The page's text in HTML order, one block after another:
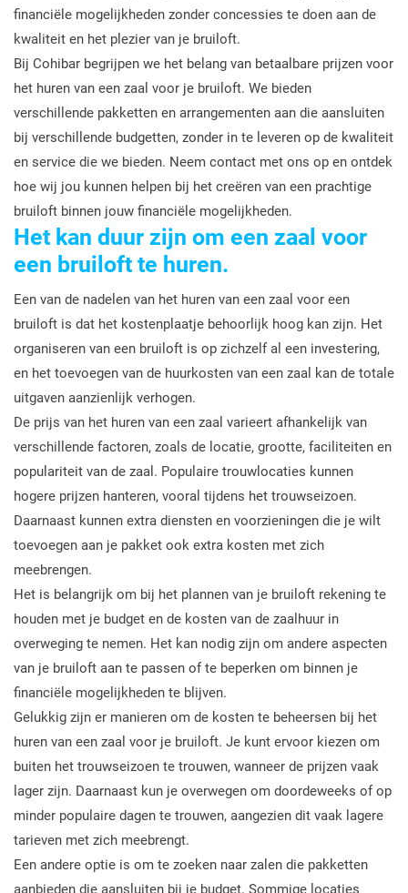
financiële mogelijkheden zonder concessies te doen aan de
kwaliteit en het plezier van je bruiloft.
Bij Cohibar begrijpen we het belang van betaalbare prijzen voor
het huren van een zaal voor je bruiloft. We bieden
verschillende pakketten en arrangementen aan die aansluiten
bij verschillende budgetten, zonder in te leveren op de kwaliteit
en service die we bieden. Neem contact met ons op en ontdek
hoe wij jou kunnen helpen bij het creëren van een prachtige
bruiloft binnen jouw financiële mogelijkheden.
Het kan duur zijn om een zaal voor
een bruiloft te huren.
Een van de nadelen van het huren van een zaal voor een
bruiloft is dat het kostenplaatje behoorlijk hoog kan zijn. Het
organiseren van een bruiloft is op zichzelf al een investering,
en het toevoegen van de huurkosten van een zaal kan de totale
uitgaven aanzienlijk verhogen.
De prijs van het huren van een zaal varieert afhankelijk van
verschillende factoren, zoals de locatie, grootte, faciliteiten en
populariteit van de zaal. Populaire trouwlocaties kunnen
hogere prijzen hanteren, vooral tijdens het trouwseizoen.
Daarnaast kunnen extra diensten en voorzieningen die je wilt
toevoegen aan je pakket ook extra kosten met zich
meebrengen.
Het is belangrijk om bij het plannen van je bruiloft rekening te
houden met je budget en de kosten van de zaalhuur in
overweging te nemen. Het kan nodig zijn om andere aspecten
van je bruiloft aan te passen of te beperken om binnen je
financiële mogelijkheden te blijven.
Gelukkig zijn er manieren om de kosten te beheersen bij het
huren van een zaal voor je bruiloft. Je kunt ervoor kiezen om
buiten het trouwseizoen te trouwen, wanneer de prijzen vaak
lager zijn. Daarnaast kun je overwegen om doordeweeks of op
minder populaire dagen te trouwen, aangezien dit vaak lagere
tarieven met zich meebrengt.
Een andere optie is om te zoeken naar zalen die pakketten
aanbieden die aansluiten bij je budget. Sommige locaties